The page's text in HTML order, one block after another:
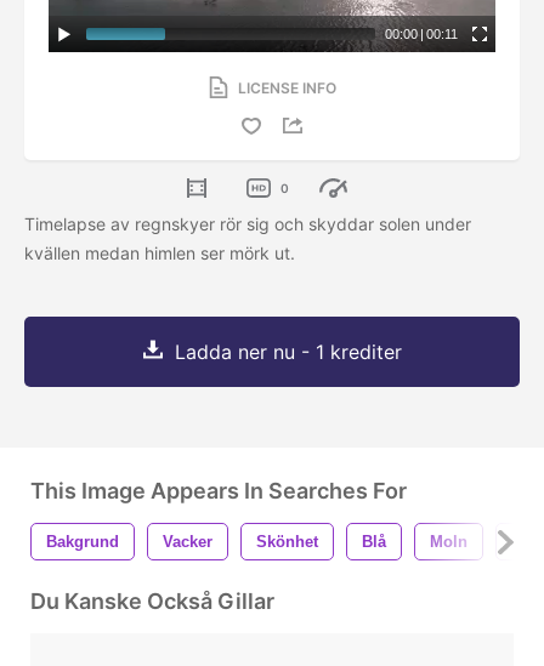
00:00 | 00:11
LICENSE INFO
0
Timelapse av regnskyer rör sig och skyddar solen under
kvällen medan himlen ser mörk ut.
Ladda ner nu - 1 krediter
This Image Appears In Searches For
Bakgrund Vacker Skönhet Blå Moln
Du Kanske Också Gillar